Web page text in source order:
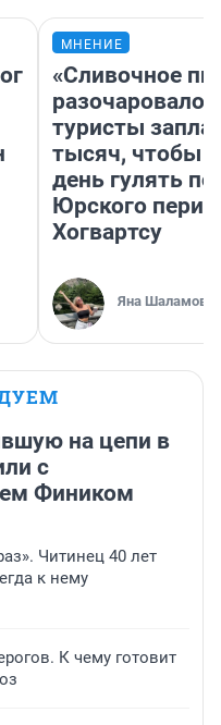
МНЕНИЕ
«Сливочное
разочаровало»:
туристы
тысяч, чтобы
день гулять по
Юрского
Хогвартсу
Яна Шаламова
на цепи в
с
Фиником
Читинец 40 лет
к нему
К чему готовит